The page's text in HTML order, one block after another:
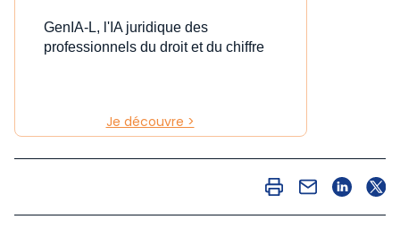
GenIA-L, l'IA juridique des
professionnels du droit et du chiffre
Je découvre >